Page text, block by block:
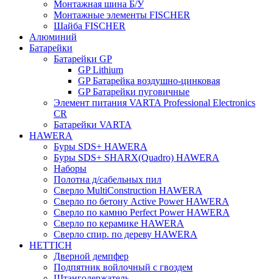
Монтажная шина Б/У
Монтажные элементы FISCHER
Шайба FISCHER
Алюминий
Батарейки
Батарейки GP
GP Lithium
GP Батарейка воздушно-цинковая
GP Батарейки пуговичные
Элемент питания VARTA Professional Electronics
CR
Батарейки VARTA
HAWERA
Буры SDS+ HAWERA
Буры SDS+ SHARX(Quadro) HAWERA
Наборы
Полотна д/сабельных пил
Сверло MultiConstruction HAWERA
Сверло по бетону Active Power HAWERA
Сверло по камню Perfect Power HAWERA
Сверло по керамике HAWERA
Сверло спир. по дереву HAWERA
HETTICH
Дверной демпфер
Подпятник войлочный с гвоздем